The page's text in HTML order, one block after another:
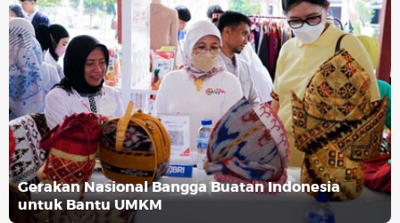
Gerakan Nasional Bangga Buatan Indonesia
untuk Bantu UMKM